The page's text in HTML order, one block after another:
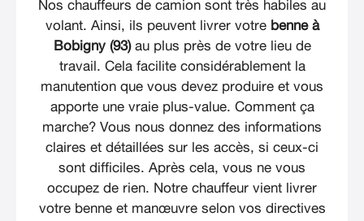
Nos chauffeurs de camion sont très habiles au
volant. Ainsi, ils peuvent livrer votre benne à
Bobigny (93)au plus près de votre lieu de
travail. Cela facilite considérablement la
manutention que vous devez produire et vous
apporte une vraie plus-value. Comment ça
marche? Vous nous donnez des informations
claires et détaillées sur les accès, si ceux-ci
sont difficiles. Après cela, vous ne vous
occupez de rien. Notre chauffeur vient livrer
votre benne et manœuvre selon vos directives